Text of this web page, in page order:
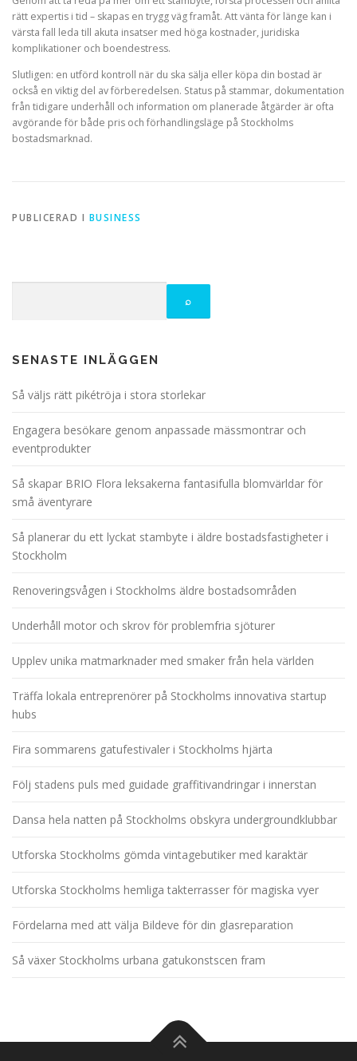
rätt expertis i tid – skapas en trygg väg framåt. Att vänta för länge kan i
värsta fall leda till akuta insatser med höga kostnader, juridiska
komplikationer och boendestress.
Slutligen: en utförd kontroll när du ska sälja eller köpa din bostad är
också en viktig del av förberedelsen. Status på stammar, dokumentation
från tidigare underhåll och information om planerade åtgärder är ofta
avgörande för både pris och förhandlingsläge på Stockholms
bostadsmarknad.
PUBLICERAD I BUSINESS
SENASTE INLÄGGEN
Så väljs rätt pikétröja i stora storlekar
Engagera besökare genom anpassade mässmontrar och
eventprodukter
Så skapar BRIO Flora leksakerna fantasifulla blomvärldar för
små äventyrare
Så planerar du ett lyckat stambyte i äldre bostadsfastigheter i
Stockholm
Renoveringsvågen i Stockholms äldre bostadsområden
Underhåll motor och skrov för problemfria sjöturer
Upplev unika matmarknader med smaker från hela världen
Träffa lokala entreprenörer på Stockholms innovativa startup
hubs
Fira sommarens gatufestivaler i Stockholms hjärta
Följ stadens puls med guidade graffitivandringar i innerstan
Dansa hela natten på Stockholms obskyra undergroundklubbar
Utforska Stockholms gömda vintagebutiker med karaktär
Utforska Stockholms hemliga takterrasser för magiska vyer
Fördelarna med att välja Bildeve för din glasreparation
Så växer Stockholms urbana gatukonstscen fram